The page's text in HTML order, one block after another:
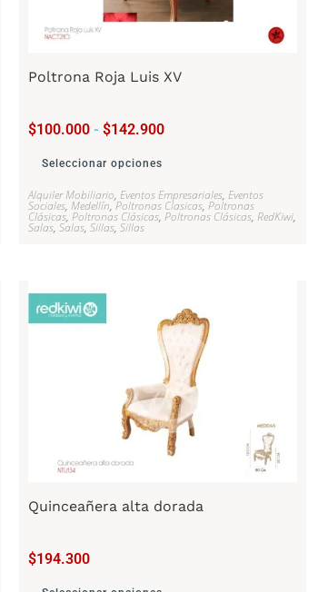
Poltrona Roja Luis XV
$100.000 - $142.900
Seleccionar opciones
Alquiler Mobiliario, Eventos Empresariales, Eventos
Sociales, Medellín,Poltronas Clasicas, Poltronas
Clásicas, Poltronas Clásicas, Poltronas Clásicas, RedKiwi,
Salas, Salas, Sillas, Sillas
Quinceañera alta dorada
$194.300